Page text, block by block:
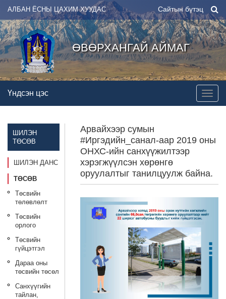
АЛБАН ЁСНЫ ЦАХИМ ХУУДАС Сайтын бүтэц
ӨВӨРХАНГАЙ АЙМАГ
Үндсэн цэс
ШИЛЭН
ТӨСӨВ
ШИЛЭН ДАНС
ТӨСӨВ
Төсвийн
төлөвлөлт
Төсвийн
орлого
Төсвийн
гүйцэтгэл
Дараа оны
төсвийн төсөл
Санхүүгийн
тайлан,
Арвайхээр сумын
#Иргэдийн_санал-аар 2019 оны
ОНХС-ийн санхүүжилтээр
хэрэгжүүлсэн хөрөнгө
оруулалтыг танилцуулж байна.